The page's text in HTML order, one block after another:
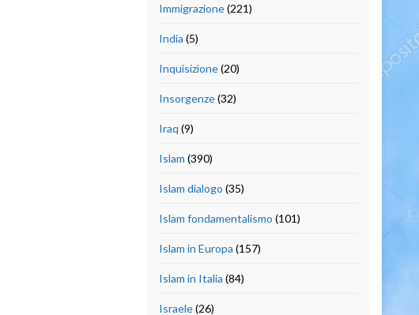
Immigrazione(221)
India (5)
Inquisizione(20)
Insorgenze(32)
Iraq (9)
Islam (390)
Islam dialogo (35)
Islam fondamentalismo (101)
Islam in Europa (157)
Islam in Italia (84)
Israele(26)